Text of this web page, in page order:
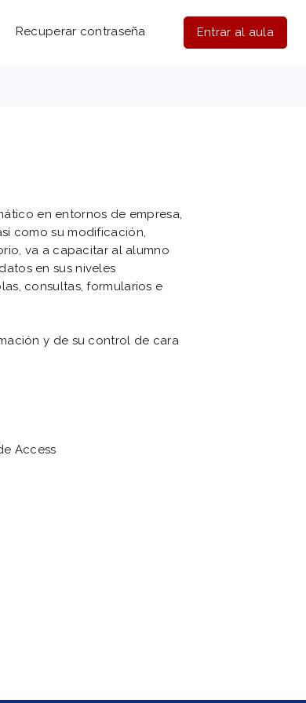
Recuperar contraseña Entrar al aula
en entornos de empresa,
como su modificación,
va a capacitar al alumno
en sus niveles
consultas, formularios e
y de su control de cara
Access